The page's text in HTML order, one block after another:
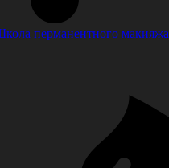
перманентного макияжа